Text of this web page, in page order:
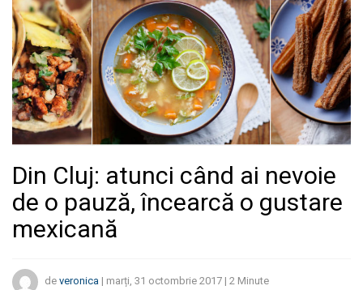
Din Cluj: atunci când ai nevoie
de o pauză, încearcă o gustare
mexicană
de veronica | marți, 31 octombrie 2017 | 2 Minute